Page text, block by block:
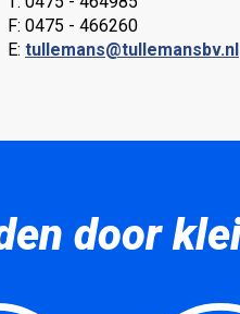
F: 0475 - 466260
E: tullemans@tullemansbv.nl
door